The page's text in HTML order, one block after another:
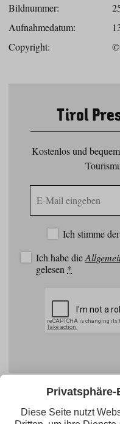
Bildnummer:
Aufnahmedatum:
Copyright:
©
Tirol
Kostenlos und
Mail
Ich stimme der
Ich habe die
gelesen *